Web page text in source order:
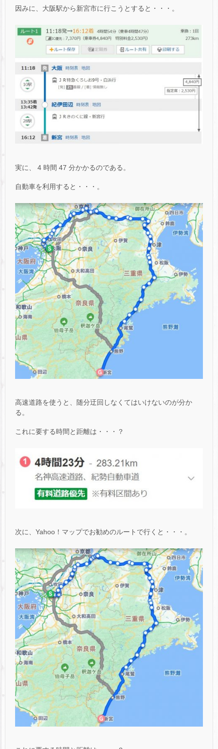
因みに、大阪駅から新宮市に行こうとすると・・・。
実に、 4 時間 47 分かかるのである。
自動車を利用すると・・・。
高速道路を使うと、随分迂回しなくてはいけないのが分か
る。
これに要する時間と距離は・・・？
次に、Yahoo！マップでお勧めのルートで行くと・・・。